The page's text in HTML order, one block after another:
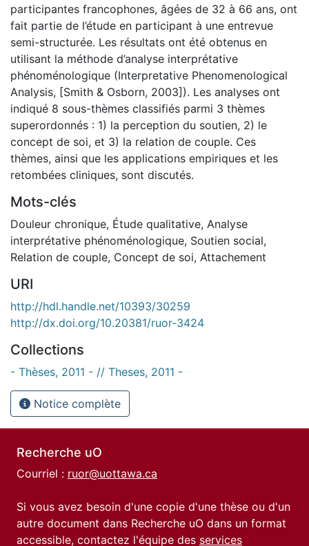
participantes francophones, âgées de 32 à 66 ans, ont
fait partie de l’étude en participant à une entrevue
semi-structurée. Les résultats ont été obtenus en
utilisant la méthode d’analyse interprétative
phénoménologique (Interpretative Phenomenological
Analysis, [Smith & Osborn, 2003]). Les analyses ont
indiqué 8 sous-thèmes classifiés parmi 3 thèmes
superordonnés : 1) la perception du soutien, 2) le
concept de soi, et 3) la relation de couple. Ces
thèmes, ainsi que les applications empiriques et les
retombées cliniques, sont discutés.
Mots-clés
Douleur chronique, Étude qualitative, Analyse
interprétative phénoménologique, Soutien social,
Relation de couple, Concept de soi, Attachement
URI
http://hdl.handle.net/10393/30259
http://dx.doi.org/10.20381/ruor-3424
Collections
- Thèses, 2011 - // Theses, 2011 -
Notice complète
Recherche uO
Courriel : ruor@uottawa.ca
Si vous avez besoin d'une copie d'une thèse ou d'un
autre document dans Recherche uO dans un format
accessible, contactez l'équipe des services